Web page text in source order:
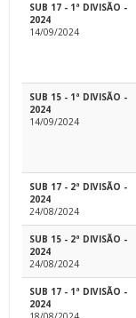
SUB 17 - 1ª DIVISÃO -
2024
14/09/2024
SUB 15 - 1ª DIVISÃO -
2024
14/09/2024
SUB 17 - 2ª DIVISÃO -
2024
24/08/2024
SUB 15 - 2ª DIVISÃO -
2024
24/08/2024
SUB 17 - 1ª DIVISÃO -
2024